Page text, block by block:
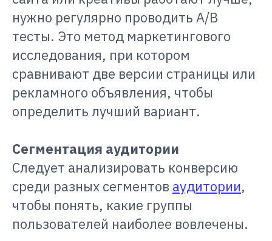
нужно регулярно проводить A/B
тесты. Это метод маркетингового
исследования, при котором
сравнивают две версии страницы или
рекламного объявления, чтобы
определить лучший вариант.
Сегментация аудитории
Следует анализировать конверсию
среди разных сегментов аудитории,
чтобы понять, какие группы
пользователей наиболее вовлечены.